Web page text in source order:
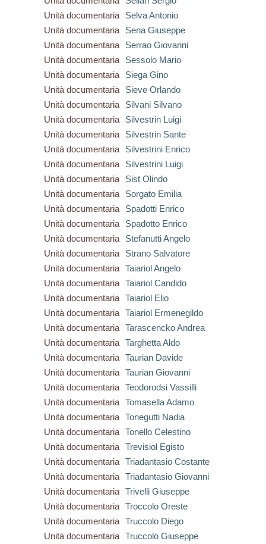
Unità documentaria
Selva Antonio
Unità documentaria
Sena Giuseppe
Unità documentaria
Serrao Giovanni
Unità documentaria
Sessolo Mario
Unità documentaria
Siega Gino
Unità documentaria
Sieve Orlando
Unità documentaria
Silvani Silvano
Unità documentaria
Silvestrin Luigi
Unità documentaria
Silvestrin Sante
Unità documentaria
Silvestrini Enrico
Unità documentaria
Silvestrini Luigi
Unità documentaria
Sist Olindo
Unità documentaria
Sorgato Emilia
Unità documentaria
Spadotti Enrico
Unità documentaria
Spadotto Enrico
Unità documentaria
Stefanutti Angelo
Unità documentaria
Strano Salvatore
Unità documentaria
Taiariol Angelo
Unità documentaria
Taiariol Candido
Unità documentaria
Taiariol Elio
Unità documentaria
Taiariol Ermenegildo
Unità documentaria
Tarascencko Andrea
Unità documentaria
Targhetta Aldo
Unità documentaria
Taurian Davide
Unità documentaria
Taurian Giovanni
Unità documentaria
Teodorodsi Vassilli
Unità documentaria
Tomasella Adamo
Unità documentaria
Tonegutti Nadia
Unità documentaria
Tonello Celestino
Unità documentaria
Trevisiol Egisto
Unità documentaria
Triadantasio Costante
Unità documentaria
Triadantasio Giovanni
Unità documentaria
Trivelli Giuseppe
Unità documentaria
Troccolo Oreste
Unità documentaria
Truccolo Diego
Unità documentaria
Truccolo Giuseppe